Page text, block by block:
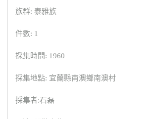
族群: 泰雅族
件數: 1
採集時間: 1960
採集地點: 宜蘭縣南澳鄉南澳村
採集者:石磊